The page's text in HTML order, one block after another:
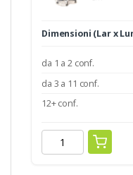
Dimensioni (Lar x
da 1 a 2 conf.
da 3 a 11 conf.
12+ conf.